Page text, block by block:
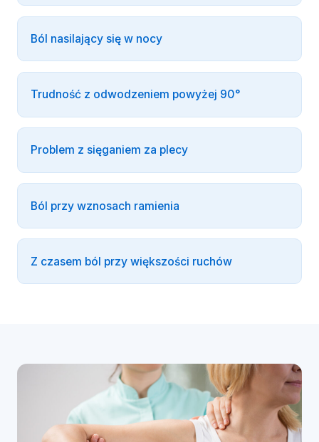
Ból nasilający się w nocy
Trudność z odwodzeniem powyżej 90°
Problem z sięganiem za plecy
Ból przy wznosach ramienia
Z czasem ból przy większości ruchów